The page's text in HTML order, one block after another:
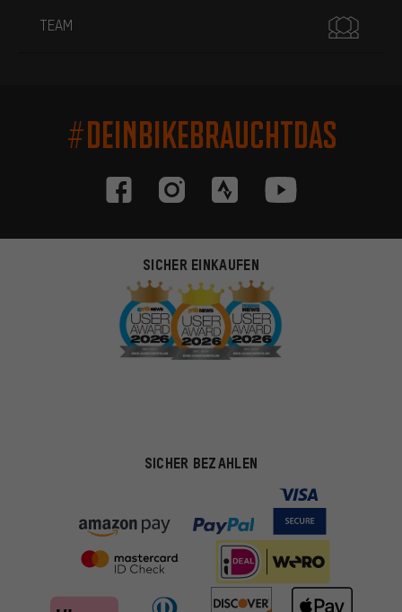
TEAM
#DEINBIKEBRAUCHTDAS
SICHER EINKAUFEN
SICHER BEZAHLEN